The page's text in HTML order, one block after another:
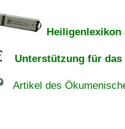
Heiligenlexikon
Unterstützung für das
Artikel des